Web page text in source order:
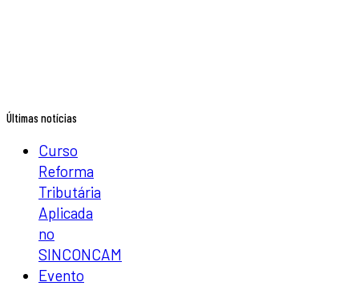
Últimas notícias
Curso
Reforma
Tributária
Aplicada
no
SINCONCAM
Evento